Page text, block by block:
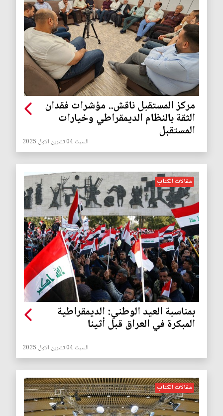
مركز المستقبل ناقش.. مؤشرات فقدان
الثقة بالنظام الديمقراطي وخيارات
المستقبل
السبت 04 تشرين الاول 2025
مقالات الكتاب
بمناسبة العيد الوطني: الديمقراطية
المبكرة في العراق قبل أثينا
السبت 04 تشرين الاول 2025
مقالات الكتاب